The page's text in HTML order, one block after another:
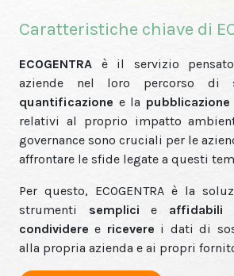
Caratteristiche chiave di
ECOGENTRA è il servizio
aziende nel loro percorso di
quantificazione e la pubblicazione
relativi al proprio impatto
governance sono cruciali per le
affrontare le sfide legate a questi
Per questo, ECOGENTRA è la
strumenti semplicie affidabili
condivideree ricevere i dati di
alla propria azienda e ai propri